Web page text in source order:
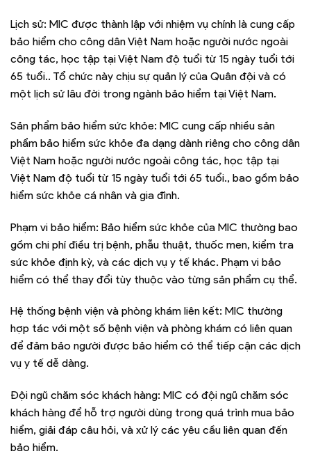
Lịch sử: MIC được thành lập với nhiệm vụ chính là cung cấp
bảo hiểm cho công dân Việt Nam hoặc người nước ngoài
công tác, học tập tại Việt Nam độ tuổi từ 15 ngày tuổi tới
65 tuổi.. Tổ chức này chịu sự quản lý của Quân đội và có
một lịch sử lâu đời trong ngành bảo hiểm tại Việt Nam.
Sản phẩm bảo hiểm sức khỏe: MIC cung cấp nhiều sản
phẩm bảo hiểm sức khỏe đa dạng dành riêng cho công dân
Việt Nam hoặc người nước ngoài công tác, học tập tại
Việt Nam độ tuổi từ 15 ngày tuổi tới 65 tuổi., bao gồm bảo
hiểm sức khỏe cá nhân và gia đình.
Phạm vi bảo hiểm: Bảo hiểm sức khỏe của MIC thường bao
gồm chi phí điều trị bệnh, phẫu thuật, thuốc men, kiểm tra
sức khỏe định kỳ, và các dịch vụ y tế khác. Phạm vi bảo
hiểm có thể thay đổi tùy thuộc vào từng sản phẩm cụ thể.
Hệ thống bệnh viện và phòng khám liên kết: MIC thường
hợp tác với một số bệnh viện và phòng khám có liên quan
để đảm bảo người được bảo hiểm có thể tiếp cận các dịch
vụ y tế dễ dàng.
Đội ngũ chăm sóc khách hàng: MIC có đội ngũ chăm sóc
khách hàng để hỗ trợ người dùng trong quá trình mua bảo
hiểm, giải đáp câu hỏi, và xử lý các yêu cầu liên quan đến
bảo hiểm.